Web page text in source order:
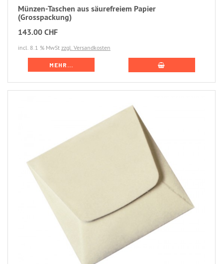
Münzen-Taschen aus säurefreiem Papier
(Grosspackung)
143.00 CHF
incl. 8.1 % MwSt zzgl. Versandkosten
MEHR...